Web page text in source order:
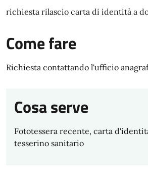
richiesta rilascio carta di identità a
Come fare
Richiesta contattando l'ufficio
Cosa serve
Fototessera recente, carta
tesserino sanitario